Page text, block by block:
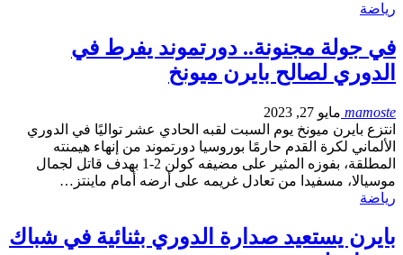
رياضة
في جولة مجنونة.. دورتموند يفرط في
الدوري لصالح بايرن ميونخ
mamoste مايو 27, 2023
انتزع بايرن ميونخ يوم السبت لقبه الحادي عشر تواليًا في الدوري
الألماني لكرة القدم حارمًا بوروسيا دورتموند من إنهاء هيمنته
المطلقة، بفوزه المثير على مضيفه كولن 2-1 بهدف قاتل لجمال
موسيالا، مسفيدا من تعادل غريمه على أرضه أمام ماينتز…
رياضة
بايرن يستعيد صدارة الدوري بثنائية في شباك